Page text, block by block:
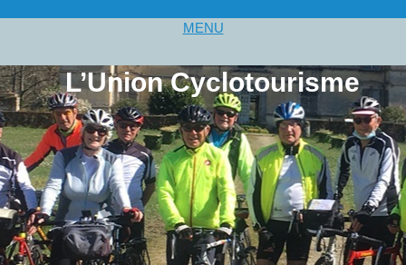
MENU
L’Union Cyclotourisme